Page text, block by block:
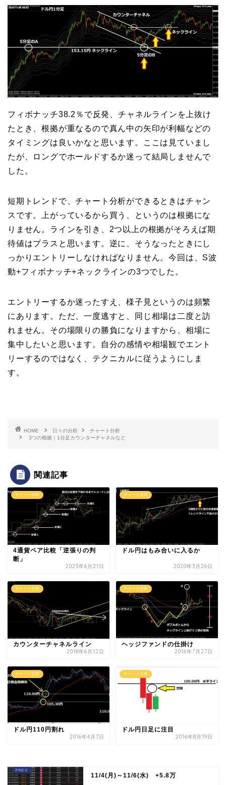
フィボナッチ38.2％で反発、チャネルラインを上抜け
たとき、根拠が重なるので真ん中の矢印が利幅などの
タイミングは良いかなと思います。ここは見ていまし
たが、ロングでホールドするか迷って結局しませんで
した。
短期トレンドで、チャート分析ができるときはチャン
スです。上がっているから買う、というのは根拠にな
りません。ラインを引き、2つ以上の根拠がそろえば期
待値はプラスと思います。逆に、そうなったときにし
っかりエントリーしなければなりません。今回は、S波
動+フィボナッチ+ネックラインの3つでした。
エントリーするか迷ったすえ、様子見というのは頻繁
にあります。ただ、一度逃すと、同じ相場は二度と訪
れません。その場限りの勝負になりますから、相場に
集中したいと思います。自分の感情や相場観でエント
リーするのではなく、テクニカルに従うようにしま
す。
HOME 日々の分析
チャート分析
3つの根拠｜1分足カウンターチャネルなど
関連記事
チャート分析
4通貨ペア比較「逆張りの判
断」
2023年6月21日
チャート分析
ドル円はもみ合いに入るか
2020年3月26日
チャート分析
カウンターチャネルライン
2018年6月12日
チャート分析
ヘッジファンドの仕掛け
2016年7月27日
チャート分析
ドル円110円割れ
2016年4月7日
チャート分析
ドル円日足に注目
2016年8月19日
11/4(月)～11/6(水) +5.8万